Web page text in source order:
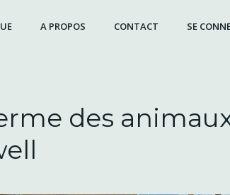
A PROPOS CONTACT SE
des